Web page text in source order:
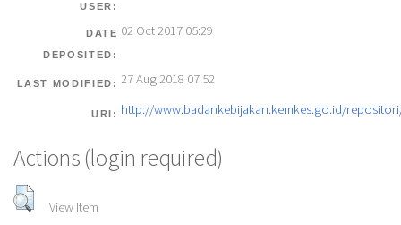
USER:
DATE
DEPOSITED:
02 Oct 2017 05:29
LAST MODIFIED: 27 Aug 2018 07:52
URI: http://www.badankebijakan.kemkes.go.id/
Actions (login required)
View Item